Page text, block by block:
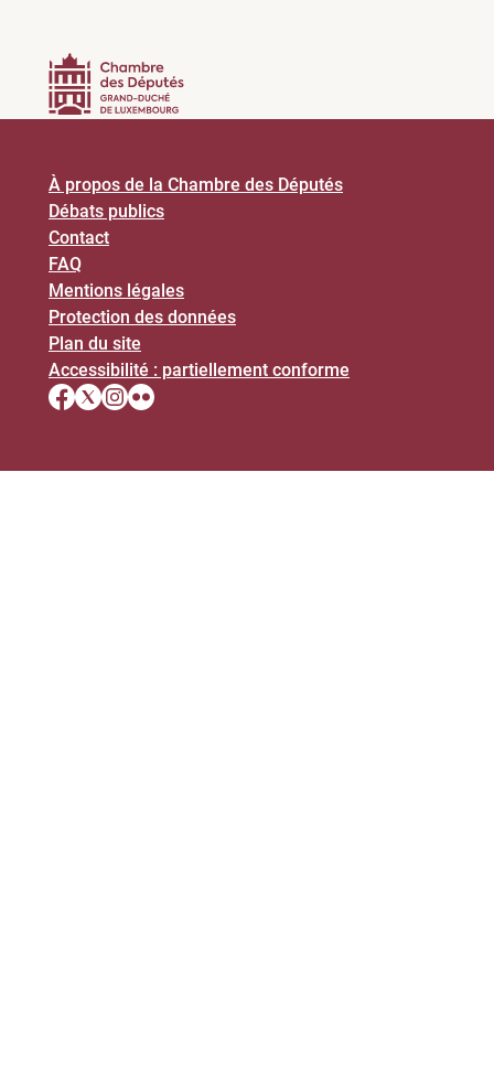
À propos de la Chambre des Députés
Débats publics
Contact
FAQ
Mentions légales
Protection des données
Plan du site
Accessibilité : partiellement conforme